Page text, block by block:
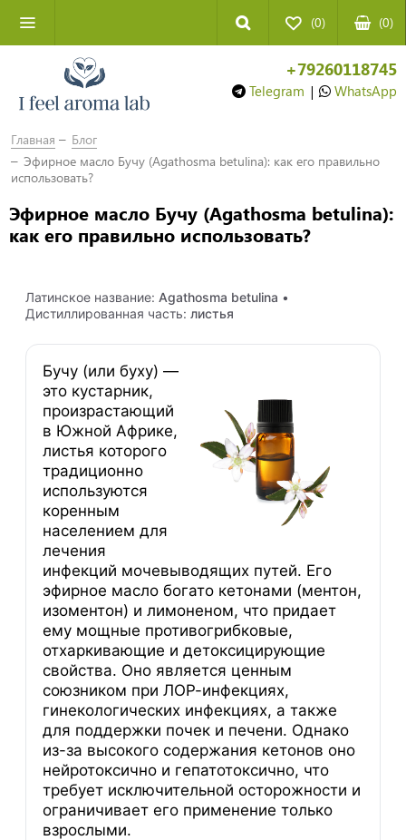
(0) (0)
+79260118745
Telegram | WhatsApp
Главная
Блог
Эфирное масло Бучу (Agathosma betulina): как его правильно
использовать?
Эфирное масло Бучу (Agathosma betulina):
как его правильно использовать?
Латинское название: Agathosma betulina •
Дистиллированная часть: листья
Бучу (или буху) —
это кустарник,
произрастающий
в Южной Африке,
листья которого
традиционно
используются
коренным
населением для
лечения
инфекций мочевыводящих путей. Его
эфирное масло богато кетонами (ментон,
изоментон) и лимоненом, что придает
ему мощные противогрибковые,
отхаркивающие и детоксицирующие
свойства. Оно является ценным
союзником при ЛОР-инфекциях,
гинекологических инфекциях, а также
для поддержки почек и печени. Однако
из-за высокого содержания кетонов оно
нейротоксично и гепатотоксично, что
требует исключительной осторожности и
ограничивает его применение только
взрослыми.